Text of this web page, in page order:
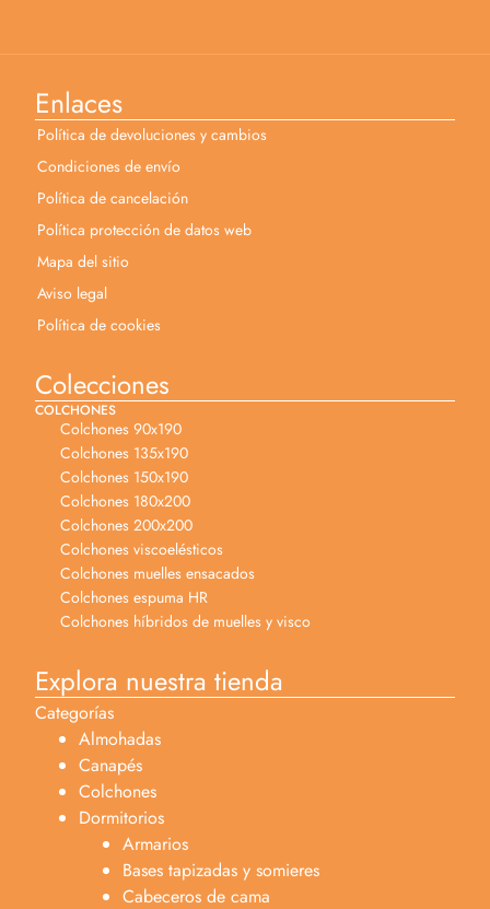
Enlaces
Política de devoluciones y cambios
Condiciones de envío
Política de cancelación
Política protección de datos web
Mapa del sitio
Aviso legal
Política de cookies
Colecciones
COLCHONES
Colchones 90x190
Colchones 135x190
Colchones 150x190
Colchones 180x200
Colchones 200x200
Colchones viscoelésticos
Colchones muelles ensacados
Colchones espuma HR
Colchones híbridos de muelles y visco
Explora nuestra tienda
Categorías
Almohadas
Canapés
Colchones
Dormitorios
Armarios
Bases tapizadas y somieres
Cabeceros de cama